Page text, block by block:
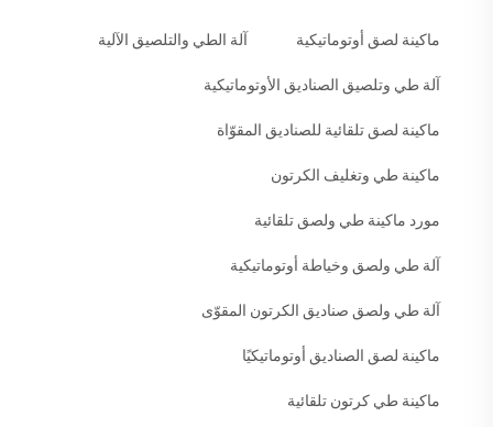
ماكينة لصق أوتوماتيكية آلة الطي والتلصيق الآلية
آلة طي وتلصيق الصناديق الأوتوماتيكية
ماكينة لصق تلقائية للصناديق المقوّاة
ماكينة طي وتغليف الكرتون
مورد ماكينة طي ولصق تلقائية
آلة طي ولصق وخياطة أوتوماتيكية
آلة طي ولصق صناديق الكرتون المقوّى
ماكينة لصق الصناديق أوتوماتيكيًا
ماكينة طي كرتون تلقائية